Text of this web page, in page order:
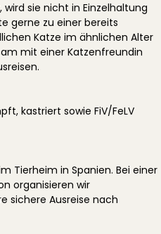
wird sie nicht in Einzelhaltung
gerne zu einer bereits
Katze im ähnlichen Alter
mit einer Katzenfreundin
kastriert sowie FiV/FeLV
Tierheim in Spanien. Bei einer
organisieren wir
sichere Ausreise nach